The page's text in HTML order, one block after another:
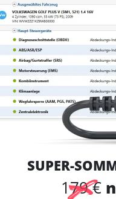
SUPER-
179 €